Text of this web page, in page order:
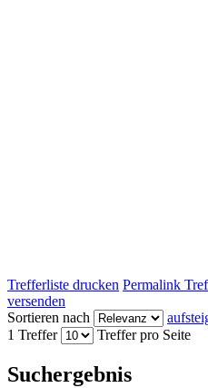
Trefferliste drucken Permalink
versenden
Sortieren nach
1 Treffer
Treffer pro Seite
Suchergebnis